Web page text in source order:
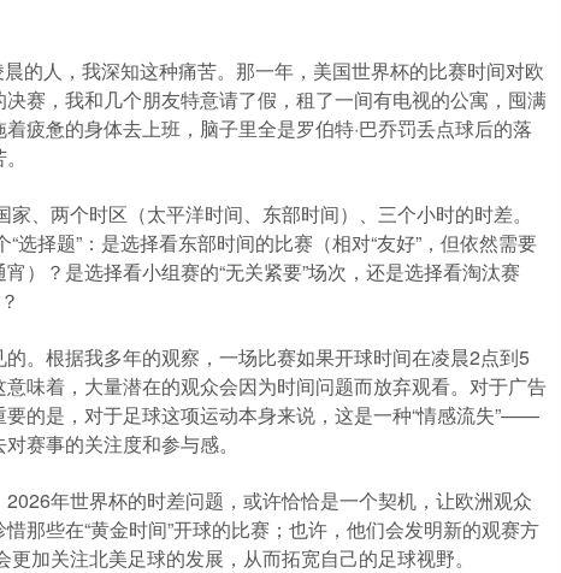
的人，我深知这种痛苦。那一年，美国世界杯的比赛时间对欧
赛，我和几个朋友特意请了假，租了一间有电视的公寓，囤满
疲惫的身体去上班，脑子里全是罗伯特·巴乔罚丢点球后的落
、两个时区（太平洋时间、东部时间）、三个小时的时差。
择题”：是选择看东部时间的比赛（相对“友好”，但依然需要
）？是选择看小组赛的“无关紧要”场次，还是选择看淘汰赛
。根据我多年的观察，一场比赛如果开球时间在凌晨2点到5
味着，大量潜在的观众会因为时间问题而放弃观看。对于广告
的是，对于足球这项运动本身来说，这是一种“情感流失”——
赛事的关注度和参与感。
年世界杯的时差问题，或许恰恰是一个契机，让欧洲观众
那些在“黄金时间”开球的比赛；也许，他们会发明新的观赛方
加关注北美足球的发展，从而拓宽自己的足球视野。